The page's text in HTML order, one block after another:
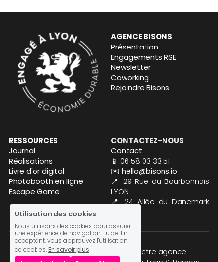
AGENCE BISONS
Présentation
Engagements RSE
Newsletter
Coworking
Rejoindre Bisons
RESSOURCES
Journal
Réalisations
Livre d'or digital
Photobooth en ligne
Escape Game
CONTACTEZ-NOUS
Contact
📱 06 58 03 33 51
✉️ hello@bisons.io
📍 29 Rue du Bourbonnais
LYON
📍 24 Allée du Danemark
© 2013 - 2025 Agence Bisons. Votre agence
Utilisation des cookies
Nous utilisons des cookies pour assurer
une expérience de navigation fluide. En
acceptant, vous approuvez l'utilisation
de cookies. En savoir plus